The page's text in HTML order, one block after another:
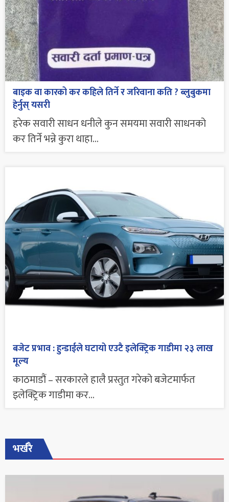
बाइक वा कारको कर कहिले तिर्ने र जरिवाना कति ? ब्लुबुकमा
हेर्नुस् यसरी
हरेक सवारी साधन धनीले कुन समयमा सवारी साधनको
कर तिर्ने भन्ने कुरा थाहा...
बजेट प्रभाव : हुन्डाईले घटायो एउटै इलेक्ट्रिक गाडीमा २३ लाख
मूल्य
काठमाडौं – सरकारले हालै प्रस्तुत गरेको बजेटमार्फत
इलेक्ट्रिक गाडीमा कर...
भर्खरै